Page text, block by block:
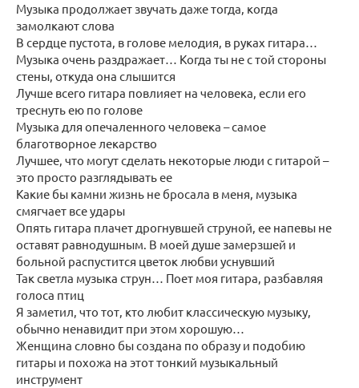
Музыка продолжает звучать даже тогда, когда
замолкают слова
В сердце пустота, в голове мелодия, в руках гитара…
Музыка очень раздражает… Когда ты не с той стороны
стены, откуда она слышится
Лучше всего гитара повлияет на человека, если его
треснуть ею по голове
Музыка для опечаленного человека – самое
благотворное лекарство
Лучшее, что могут сделать некоторые люди с гитарой –
это просто разглядывать ее
Какие бы камни жизнь не бросала в меня, музыка
смягчает все удары
Опять гитара плачет дрогнувшей струной, ее напевы не
оставят равнодушным. В моей душе замерзшей и
больной распустится цветок любви уснувший
Так светла музыка струн… Поет моя гитара, разбавляя
голоса птиц
Я заметил, что тот, кто любит классическую музыку,
обычно ненавидит при этом хорошую…
Женщина словно бы создана по образу и подобию
гитары и похожа на этот тонкий музыкальный
инструмент